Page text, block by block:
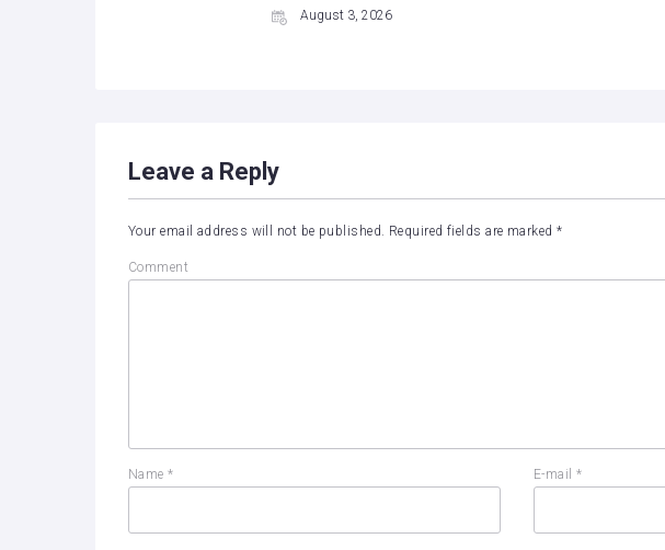
August 3, 2026
Leave a Reply
Your email address will not be published. Required fields are marked*
Comment
Name* E-mail*